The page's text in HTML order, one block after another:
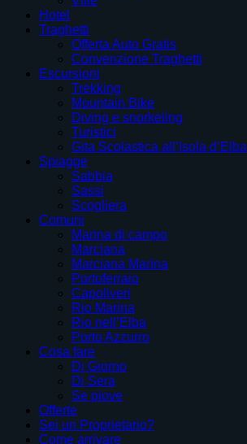
Hotel
Traghetti
Offerta Auto Gratis
Convenzione Traghetti
Escursioni
Trekking
Mountain Bike
Diving e snorkeling
Turistici
Gita Scolastica all’Isola d’Elba
Spiagge
Sabbia
Sassi
Scogliera
Comuni
Marina di campo
Marciana
Marciana Marina
Portoferraio
Capoliveri
Rio Marina
Rio nell’Elba
Porto Azzurro
Cosa fare
Di Giorno
Di Sera
Se piove
Offerte
Sei un Proprietario?
Come arrivare